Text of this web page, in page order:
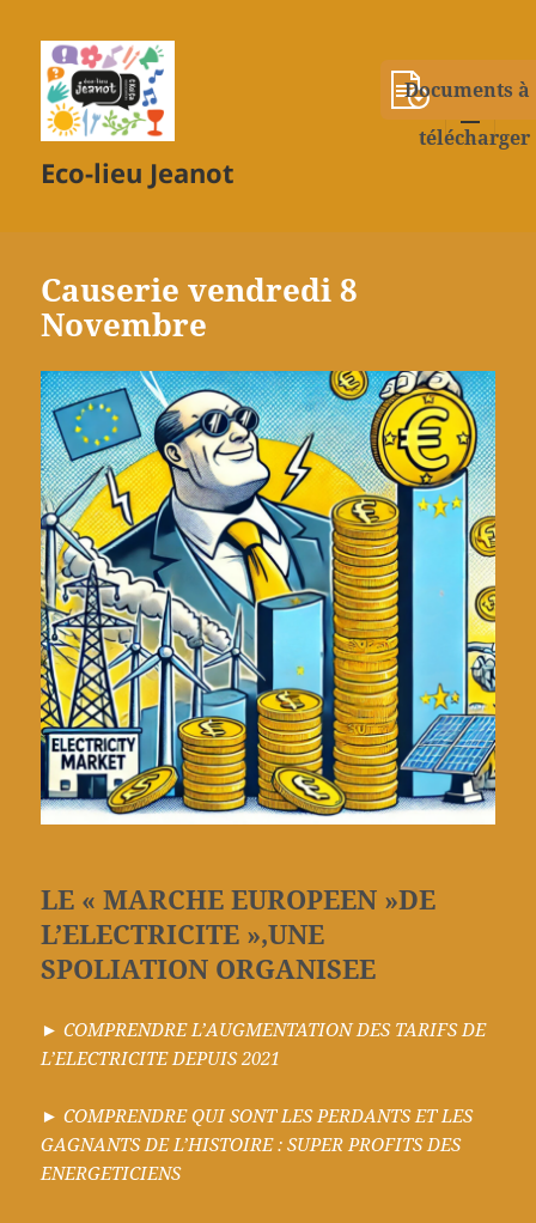
Eco-lieu Jeanot
MENU
Causerie vendredi 8
Novembre
LE « MARCHE EUROPEEN »DE
L’ELECTRICITE »,UNE
SPOLIATION ORGANISEE
►COMPRENDRE L’AUGMENTATION DES TARIFS DE
L’ELECTRICITE DEPUIS 2021
►COMPRENDRE QUI SONT LES PERDANTS ET LES
GAGNANTS DE L’HISTOIRE : SUPER PROFITS DES
ENERGETICIENS
Documents à
télécharger